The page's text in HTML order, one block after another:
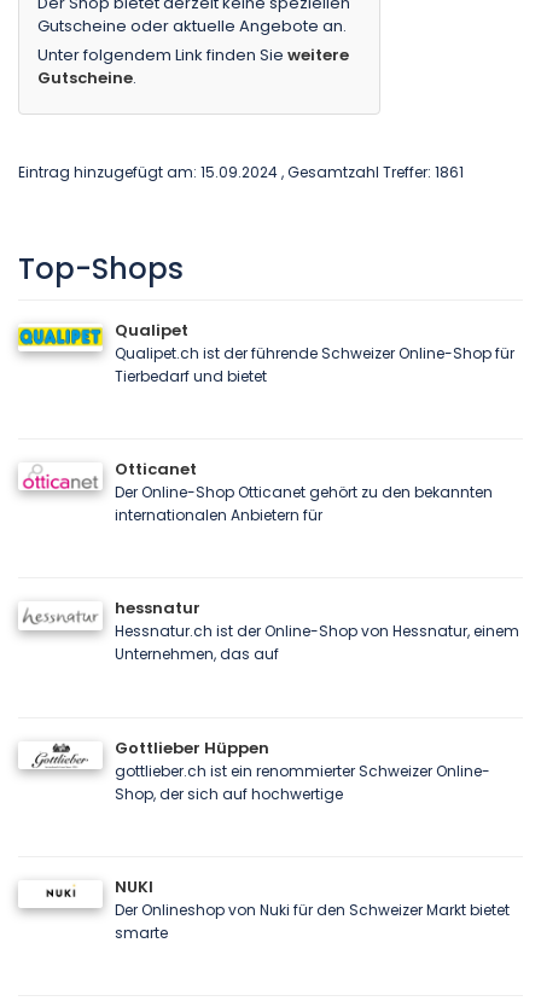
Gutscheine oder aktuelle Angebote an.
Unter folgendem Link finden Sie weitere
Gutscheine.
Eintrag hinzugefügt am: 15.09.2024 , Gesamtzahl Treffer: 1861
Top-Shops
Qualipet
Qualipet.ch ist der führende Schweizer Online-Shop für
Tierbedarf und bietet
Otticanet
Der Online-Shop Otticanet gehört zu den bekannten
internationalen Anbietern für
hessnatur
Hessnatur.ch ist der Online-Shop von Hessnatur, einem
Unternehmen, das auf
Gottlieber Hüppen
gottlieber.ch ist ein renommierter Schweizer Online-
Shop, der sich auf hochwertige
NUKI
Der Onlineshop von Nuki für den Schweizer Markt bietet
smarte